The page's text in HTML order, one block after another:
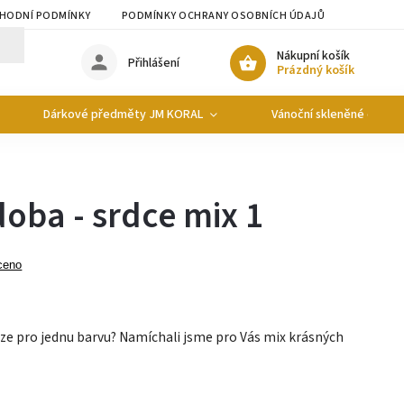
PODMÍNKY PODMÍNKY OCHRANY OSOBNÍCH ÚDAJŮ
Nákupní košík
Prázdný košík
Přihlášení
Dárkové předměty JM KORAL Vánoční skleněné
- srdce mix 1
pro jednu barvu? Namíchali jsme pro Vás mix krásných